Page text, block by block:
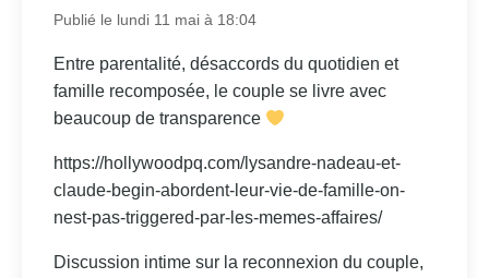
Publié le lundi 11 mai à 18:04
Entre parentalité, désaccords du quotidien et
famille recomposée, le couple se livre avec
beaucoup de transparence
https://hollywoodpq.com/lysandre-nadeau-et-
claude-begin-abordent-leur-vie-de-famille-on-
nest-pas-triggered-par-les-memes-affaires/
Discussion intime sur la reconnexion du couple,